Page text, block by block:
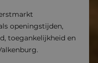
openingstijden,
toegankelijkheid en